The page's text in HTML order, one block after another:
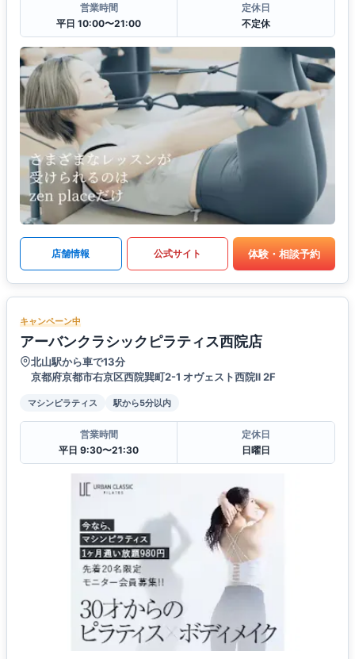
営業時間
平日 10:00〜21:00
定休日
不定休
店舗情報 公式サイト 体験・相談予約
キャンペーン中
アーバンクラシックピラティス西院店
北山駅から車で13分
京都府京都市右京区西院巽町2-1 オヴェスト西院Ⅱ 2F
マシンピラティス 駅から5分以内
営業時間
平日 9:30〜21:30
定休日
日曜日